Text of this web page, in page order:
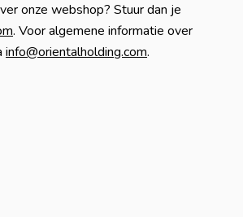
onze webshop? Stuur dan je
. Voor algemene informatie over
info@orientalholding.com.